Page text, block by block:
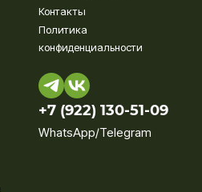
Контакты
Политика
конфиденциальности
+7 (922) 130-51-09‬
WhatsApp/Telegram